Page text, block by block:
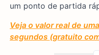
um ponto de partida
Veja o valor real de
segundos (gratuito